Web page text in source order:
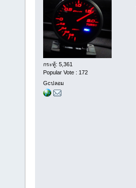
กระทู้: 5,361
Popular Vote : 172
Gcปลอม